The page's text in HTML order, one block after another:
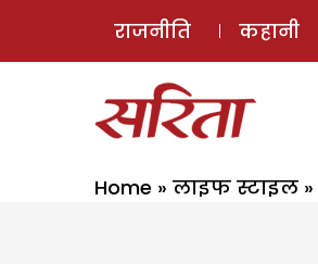
राजनीति कहानी
Home » लाइफ स्टाइल »